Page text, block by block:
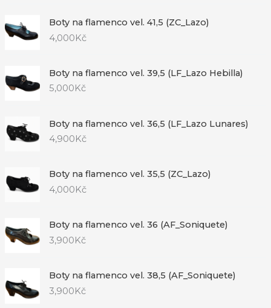
Boty na flamenco vel. 41,5 (ZC_Lazo)
4,000Kč
Boty na flamenco vel. 39,5 (LF_Lazo Hebilla)
5,000 Kč
Boty na flamenco vel. 36,5 (LF_Lazo Lunares)
4,900 Kč
Boty na flamenco vel. 35,5 (ZC_Lazo)
4,000Kč
Boty na flamenco vel. 36 (AF_Soniquete)
3,900Kč
Boty na flamenco vel. 38,5 (AF_Soniquete)
3,900Kč